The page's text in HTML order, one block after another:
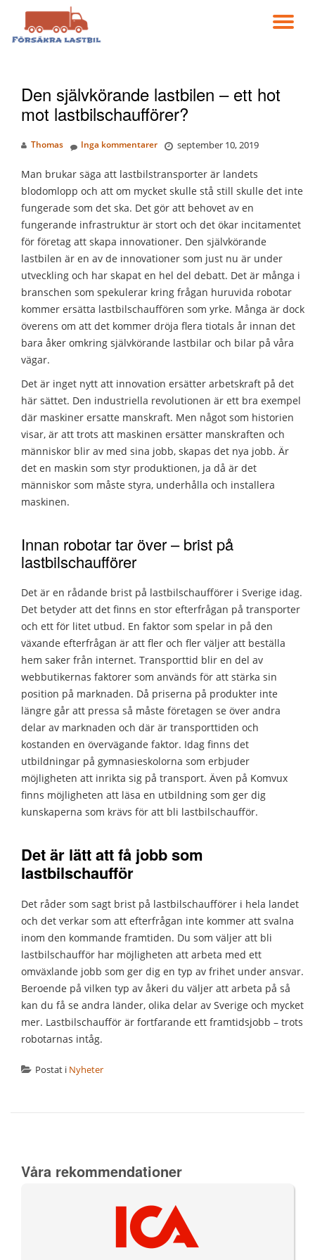
Den självkörande lastbilen – ett hot
mot lastbilschaufförer?
Thomas september 10, 2019
Inga kommentarer
Man brukar säga att lastbilstransporter är landets
blodomlopp och att om mycket skulle stå still skulle det inte
fungerade som det ska. Det gör att behovet av en
fungerande infrastruktur är stort och det ökar incitamentet
för företag att skapa innovationer. Den självkörande
lastbilen är en av de innovationer som just nu är under
utveckling och har skapat en hel del debatt. Det är många i
branschen som spekulerar kring frågan huruvida robotar
kommer ersätta lastbilschauffören som yrke. Många är dock
överens om att det kommer dröja flera tiotals år innan det
bara åker omkring självkörande lastbilar och bilar på våra
vägar.
Det är inget nytt att innovation ersätter arbetskraft på det
här sättet. Den industriella revolutionen är ett bra exempel
där maskiner ersatte manskraft. Men något som historien
visar, är att trots att maskinen ersätter manskraften och
människor blir av med sina jobb, skapas det nya jobb. Är
det en maskin som styr produktionen, ja då är det
människor som måste styra, underhålla och installera
maskinen.
Innan robotar tar över – brist på
lastbilschaufförer
Det är en rådande brist på lastbilschaufförer i Sverige idag.
Det betyder att det finns en stor efterfrågan på transporter
och ett för litet utbud. En faktor som spelar in på den
växande efterfrågan är att fler och fler väljer att beställa
hem saker från internet. Transporttid blir en del av
webbutikernas faktorer som används för att stärka sin
position på marknaden. Då priserna på produkter inte
längre går att pressa så måste företagen se över andra
delar av marknaden och där är transporttiden och
kostanden en övervägande faktor. Idag finns det
utbildningar på gymnasieskolorna som erbjuder
möjligheten att inrikta sig på transport. Även på Komvux
finns möjligheten att läsa en utbildning som ger dig
kunskaperna som krävs för att bli lastbilschaufför.
Det är lätt att få jobb som
lastbilschaufför
Det råder som sagt brist på lastbilschaufförer i hela landet
och det verkar som att efterfrågan inte kommer att svalna
inom den kommande framtiden. Du som väljer att bli
lastbilschaufför har möjligheten att arbeta med ett
omväxlande jobb som ger dig en typ av frihet under ansvar.
Beroende på vilken typ av åkeri du väljer att arbeta på så
kan du få se andra länder, olika delar av Sverige och mycket
mer. Lastbilschaufför är fortfarande ett framtidsjobb – trots
robotarnas intåg.
Postat i Nyheter
Våra rekommendationer